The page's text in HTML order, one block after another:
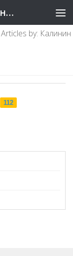
Магазин СПОРТИВНОГО питания
Articles by: Калинин
112